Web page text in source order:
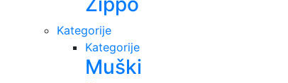
Kategorije
Kategorije
Muški